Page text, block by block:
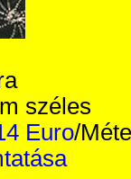
széles
Euro/